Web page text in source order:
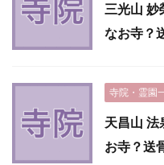
三光山 妙
なお寺？
寺院・霊園
天昌山 法
お寺？送